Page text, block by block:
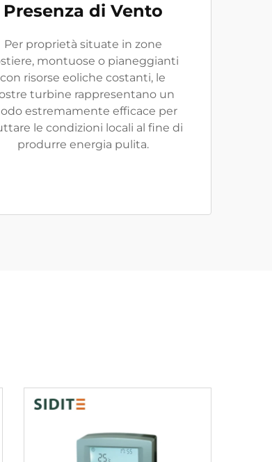
Presenza di Vento
Per proprietà situate in zone
montuose o pianeggianti
con risorse eoliche costanti, le
turbine rappresentano un
estremamente efficace per
le condizioni locali al fine di
produrre energia pulita.